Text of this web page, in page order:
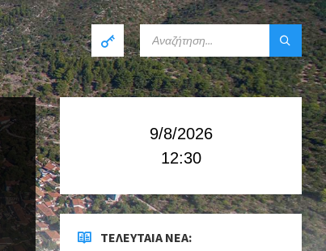
9/8/2026
12:30
ΤΕΛΕΥΤΑΊΑ ΝΈΑ: